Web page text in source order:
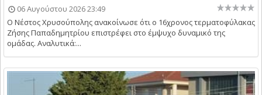
06 Αυγούστου 2026 23:49
Ο Νέστος Χρυσούπολης ανακοίνωσε ότι ο 16χρονος τερματοφύλακας
Ζήσης Παπαδημητρίου επιστρέφει στο έμψυχο δυναμικό της
ομάδας. Αναλυτικά:...